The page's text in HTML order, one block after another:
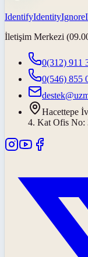
IdentifyIdentityIgnore
İletişim Merkezi
0(312) 911
0(546) 855
Hacettepe
4. Kat Ofis